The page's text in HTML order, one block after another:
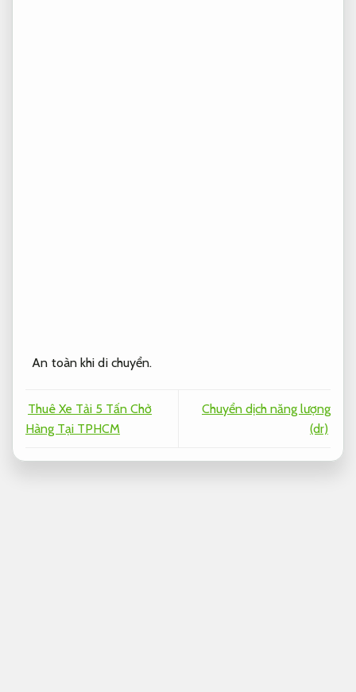
An toàn khi di chuyển.
Thuê Xe Tải 5 Tấn Chở
Hàng Tại TPHCM
Chuyển dịch năng lượng
(dr)